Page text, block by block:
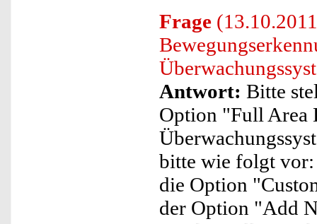
Frage
Antwort: Bitte
Option "Full Area
bitte wie folgt
die Option
der Option "Add